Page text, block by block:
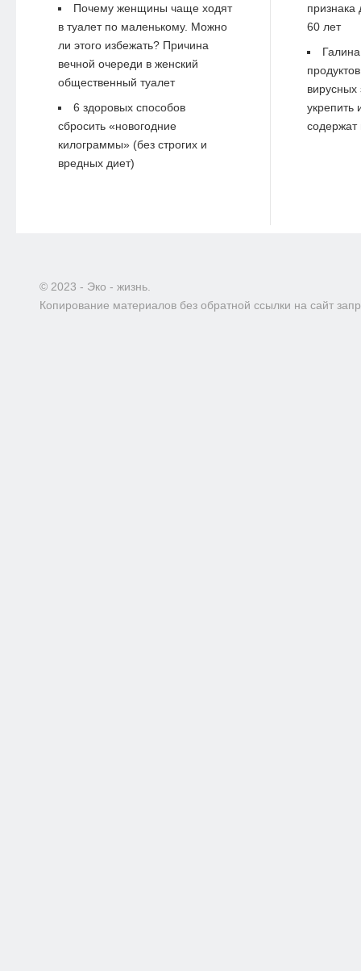
Почему женщины чаще ходят
в туалет по маленькому. Можно
ли этого избежать? Причина
вечной очереди в женский
общественный туалет
6 здоровых способов
сбросить «новогодние
килограммы» (без строгих и
вредных диет)
60 лет
Галина
вирусных
укрепить
содержат
© 2023 - Эко - жизнь.
Копирование материалов без обратной ссылки на сайт